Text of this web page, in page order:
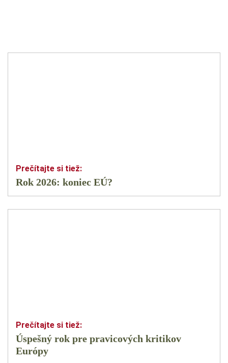
Rok 2026: koniec EÚ?
Úspešný rok pre pravicových kritikov
Európy